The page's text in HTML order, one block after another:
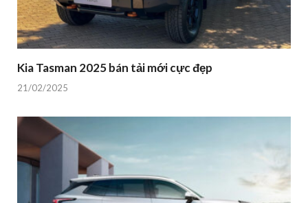
Kia Tasman 2025 bán tải mới cực đẹp
21/02/2025